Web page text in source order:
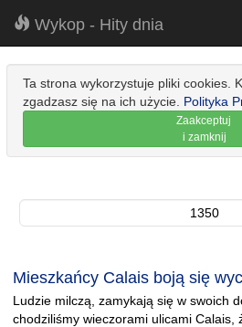
Wykop - Hity dnia
Ta strona wykorzystuje pliki cookies.
zgadzasz się na ich użycie. Polityka
Zaakceptuj
i zamknij
1350
Mieszkańcy Calais boją się
Ludzie milczą, zamykają się w swoich
chodziliśmy wieczorami ulicami Calais,